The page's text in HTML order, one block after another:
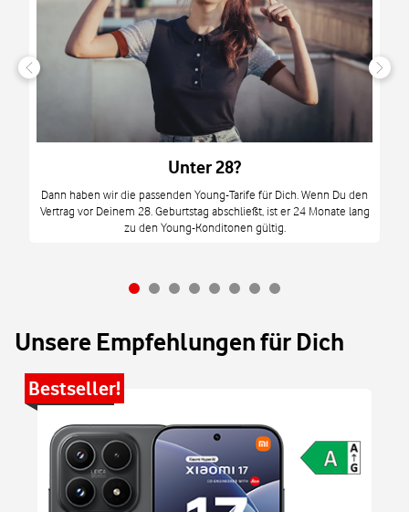
Unter 28?
Dann haben wir die passenden Young-Tarife für Dich. Wenn Du den
Vertrag vor Deinem 28. Geburtstag abschließt, ist er 24 Monate lang
zu den Young-Konditonen gültig.
Unsere Empfehlungen für Dich
Bestseller!